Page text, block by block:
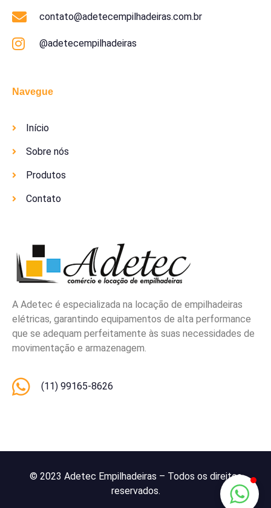
A Adetec é especializada na locação de empilhadeiras
elétricas, garantindo equipamentos de alta performance
que se adequam perfeitamente às suas necessidades de
movimentação e armazenagem.
(11) 99165-8626
Navegue
Início
Sobre nós
Produtos
Contato
contato@adetecempilhadeiras.com.br
@adetecempilhadeiras
© 2023 Adetec Empilhadeiras – Todos os direitos
reservados.